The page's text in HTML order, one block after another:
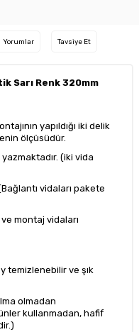
Yorumlar Tavsiye Et
Sarı Renk 320mm
yapıldığı iki delik
ölçüsüdür.
(iki vida
vidaları pakete
montaj vidaları
temizlenebilir ve şık
olmadan
kullanmadan, hafif